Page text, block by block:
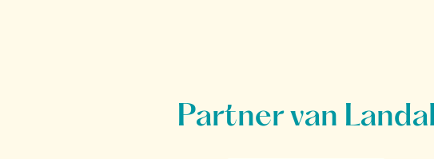
Partner van Landal